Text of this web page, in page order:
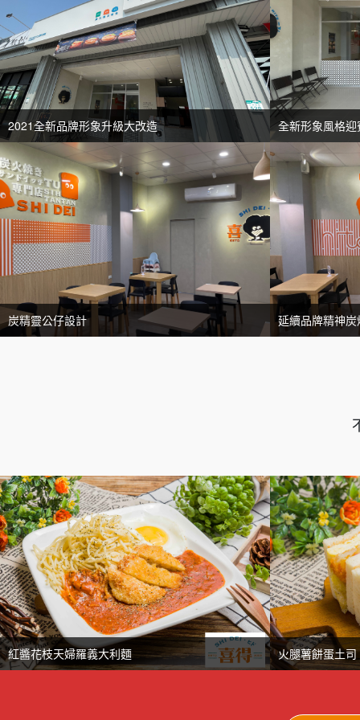
2021全新品牌形象升級大改造 全新形象風格迎
炭精靈公仔設計 延續品牌精神
紅醬花枝天婦羅義大利麵 火腿薯餅蛋土司